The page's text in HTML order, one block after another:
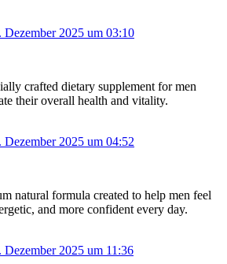
2025 um 03:10
crafted dietary supplement for men
their overall health and vitality.
2025 um 04:52
natural formula created to help men feel
and more confident every day.
2025 um 11:36